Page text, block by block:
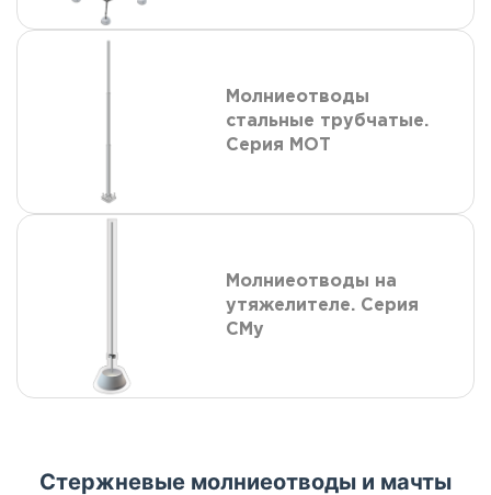
Молниеотводы
стальные трубчатые.
Серия МОТ
Молниеотводы на
утяжелителе. Серия
СМу
Стержневые молниеотводы и мачты